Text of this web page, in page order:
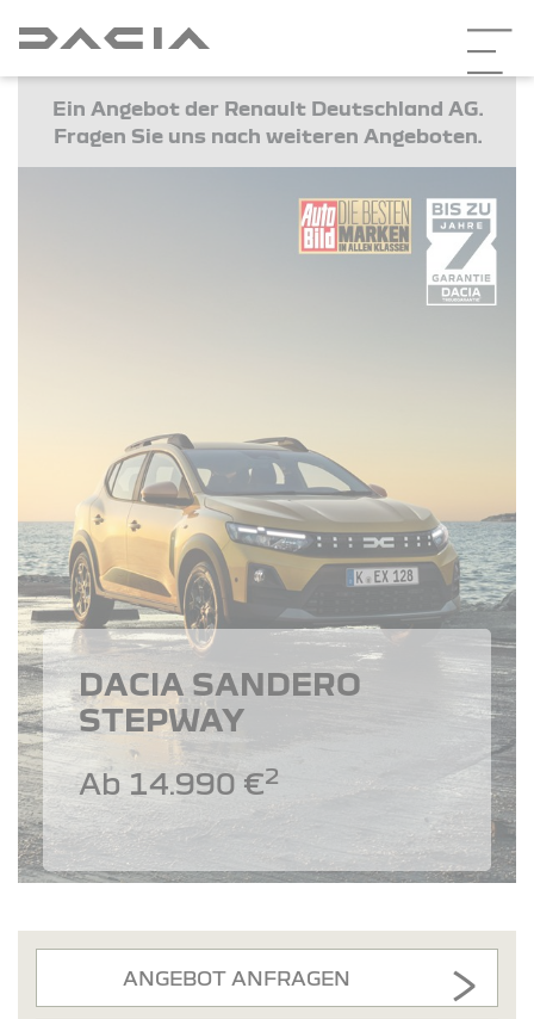
Ein Angebot der Renault Deutschland AG.
Fragen Sie uns nach weiteren Angeboten.
DACIA SANDERO
STEPWAY
Ab 14.990 €2
ANGEBOT ANFRAGEN